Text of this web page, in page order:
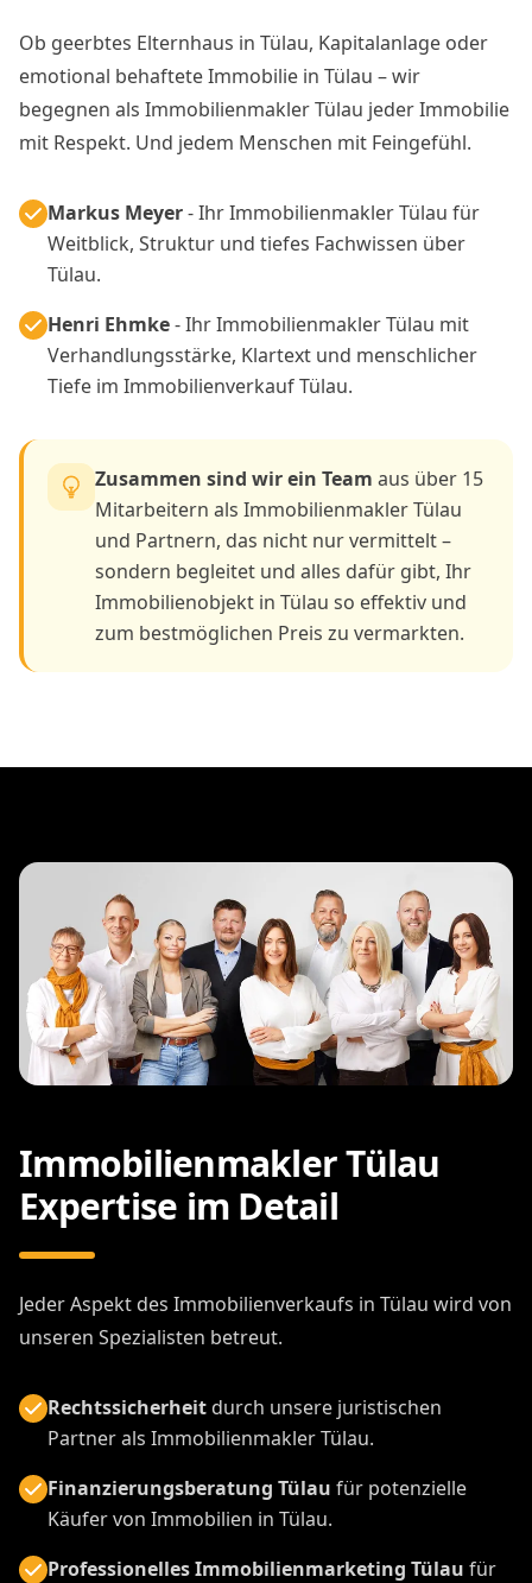
Ob geerbtes Elternhaus in Tülau, Kapitalanlage oder
emotional behaftete Immobilie in Tülau – wir
begegnen als Immobilienmakler Tülau jeder Immobilie
mit Respekt. Und jedem Menschen mit Feingefühl.
Markus Meyer- Ihr Immobilienmakler Tülau für
Weitblick, Struktur und tiefes Fachwissen über
Tülau.
Henri Ehmke- Ihr Immobilienmakler Tülau mit
Verhandlungsstärke, Klartext und menschlicher
Tiefe im Immobilienverkauf Tülau.
Zusammen sind wir ein Team aus über 15
Mitarbeitern als Immobilienmakler Tülau
und Partnern, das nicht nur vermittelt –
sondern begleitet und alles dafür gibt, Ihr
Immobilienobjekt in Tülau so effektiv und
zum bestmöglichen Preis zu vermarkten.
Immobilienmakler Tülau
Expertise im Detail
Jeder Aspekt des Immobilienverkaufs in Tülau wird von
unseren Spezialisten betreut.
Rechtssicherheitdurch unsere juristischen
Partner als Immobilienmakler Tülau.
Finanzierungsberatung Tülau für potenzielle
Käufer von Immobilien in Tülau.
Professionelles Immobilienmarketing Tülau für